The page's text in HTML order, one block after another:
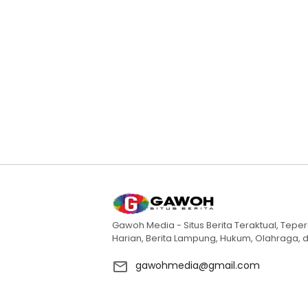
Gawoh Media - Situs Berita Teraktual,
Harian, Berita Lampung, Hukum, Olahraga,
gawohmedia@gmail.com